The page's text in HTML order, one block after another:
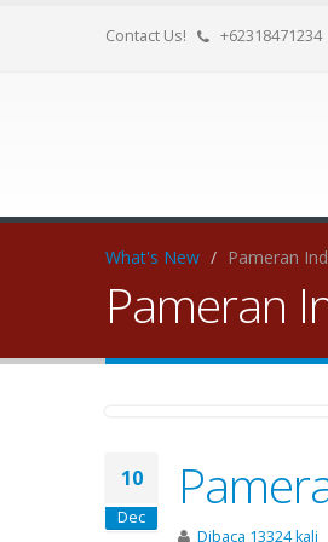
Contact Us! +62318471234
What's New / Pameran
Pameran
10
Dec
Dibaca 13324 kali